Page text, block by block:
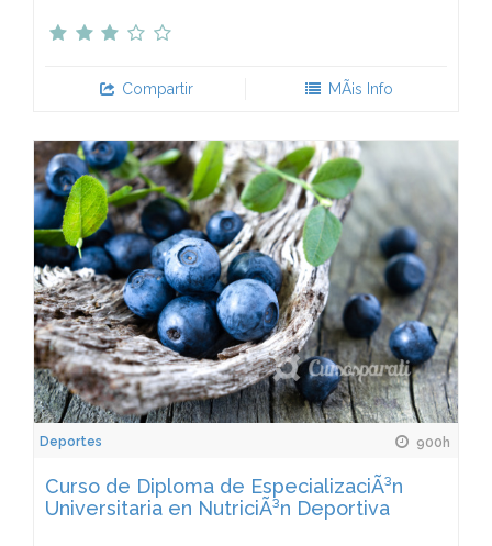
Compartir MÃ¡s Info
Deportes 900h
Curso de Diploma de EspecializaciÃ³n
Universitaria en NutriciÃ³n Deportiva